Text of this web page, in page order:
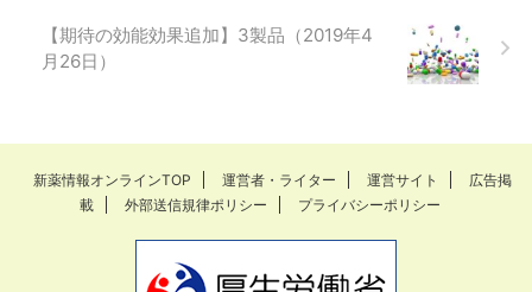
【期待の効能効果追加】3製品（2019年4
月26日）
新薬情報オンラインTOP 運営者・ライター 運営サイト
広告掲
載
外部送信規律ポリシー プライバシーポリシー